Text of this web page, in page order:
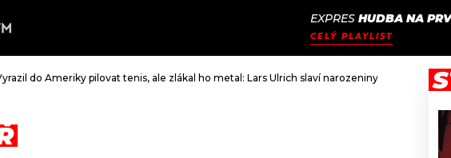
EXPRES HUDBA NA
CELÝ PLAYLIST
do Ameriky pilovat tenis, ale zlákal ho metal: Lars Ulrich slaví narozeniny